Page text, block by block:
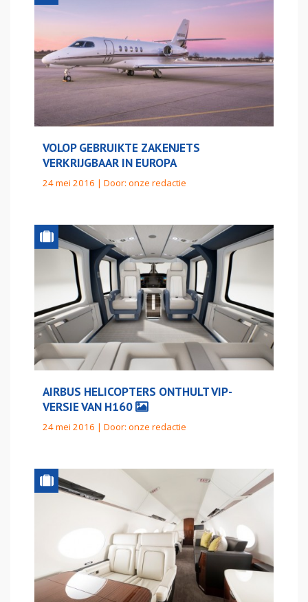
VOLOP GEBRUIKTE ZAKENJETS
VERKRIJGBAAR IN EUROPA
24 mei 2016 | Door: onze redactie
AIRBUS HELICOPTERS ONTHULT VIP-
VERSIE VAN H160
24 mei 2016 | Door: onze redactie